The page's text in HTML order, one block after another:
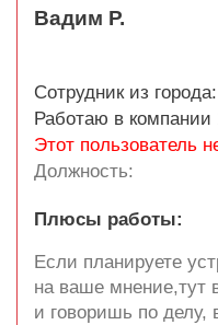
Вадим Р.
Сотрудник из города:
Работаю в компании
Этот пользователь
Должность:
Плюсы работы:
Если планируете
на ваше мнение,тут
и говоришь по делу,